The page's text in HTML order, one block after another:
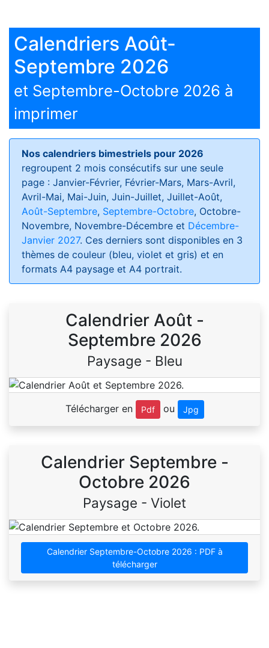
Calendriers Août-
Septembre 2026
et Septembre-Octobre 2026 à
imprimer
Nos calendriers bimestriels pour 2026
regroupent 2 mois consécutifs sur une seule
page : Janvier-Février, Février-Mars, Mars-Avril,
Avril-Mai, Mai-Juin, Juin-Juillet, Juillet-Août,
Août-Septembre, Septembre-Octobre, Octobre-
Novembre, Novembre-Décembre et Décembre-
Janvier 2027. Ces derniers sont disponibles en 3
thèmes de couleur (bleu, violet et gris) et en
formats A4 paysage et A4 portrait.
Calendrier Août -
Septembre 2026
Paysage - Bleu
Télécharger en Pdf ou Jpg
Calendrier Septembre -
Octobre 2026
Paysage - Violet
Calendrier Septembre-Octobre 2026 : PDF à
télécharger